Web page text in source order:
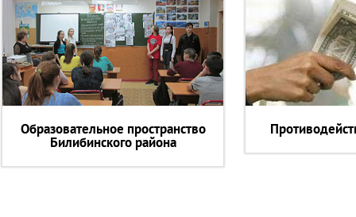
Образовательное пространство
Билибинского района